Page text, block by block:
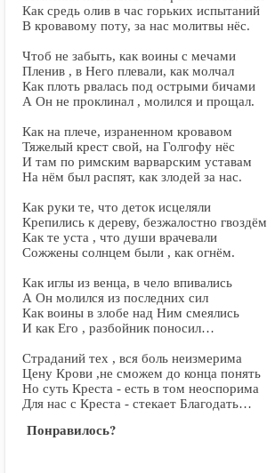
Как средь олив в час горьких испытаний
В кровавому поту, за нас молитвы нёс.
Чтоб не забыть, как воины с мечами
Пленив , в Него плевали, как молчал
Как плоть рвалась под острыми бичами
А Он не проклинал , молился и прощал.
Как на плече, израненном кровавом
Тяжелый крест свой, на Голгофу нёс
И там по римским варварским уставам
На нём был распят, как злодей за нас.
Как руки те, что деток исцеляли
Крепились к дереву, безжалостно гвоздём
Как те уста , что души врачевали
Сожжены солнцем были , как огнём.
Как иглы из венца, в чело впивались
А Он молился из последних сил
Как воины в злобе над Ним смеялись
И как Его , разбойник поносил…
Страданий тех , вся боль неизмерима
Цену Крови ,не сможем до конца понять
Но суть Креста - есть в том неоспорима
Для нас с Креста - стекает Благодать…
Понравилось?